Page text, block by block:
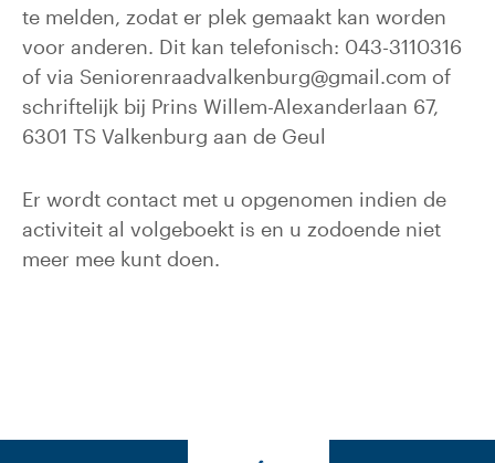
te melden, zodat er plek gemaakt kan worden
voor anderen. Dit kan telefonisch: 043-3110316
of via Seniorenraadvalkenburg@gmail.com of
schriftelijk bij Prins Willem-Alexanderlaan 67,
6301 TS Valkenburg aan de Geul
Er wordt contact met u opgenomen indien de
activiteit al volgeboekt is en u zodoende niet
meer mee kunt doen.